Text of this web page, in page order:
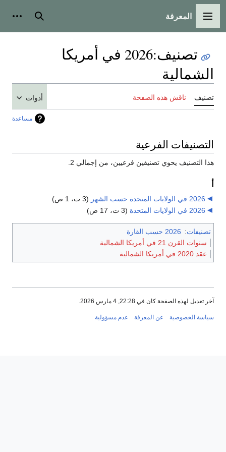
القائمة الرئيسية
المعرفة بحث
تصنيف:
2026 في أمريكا
الشمالية
تصنيف ناقش هذه الصفحة أدوات
مساعدة
التصنيفات الفرعية
هذا التصنيف يحوي تصنيفين فرعيين، من إجمالي 2.
2026 في الولايات المتحدة حسب الشهر
(3 ت، 1 ص)
2026 في الولايات المتحدة
(3 ت، 17 ص)
تصنيفات: 2026 حسب القارة
سنوات القرن 21 في أمريكا الشمالية
عقد 2020 في أمريكا الشمالية
آخر تعديل لهذه الصفحة كان في 22:28, 4 مارس 2026.
سياسة الخصوصية عن المعرفة عدم مسؤولية